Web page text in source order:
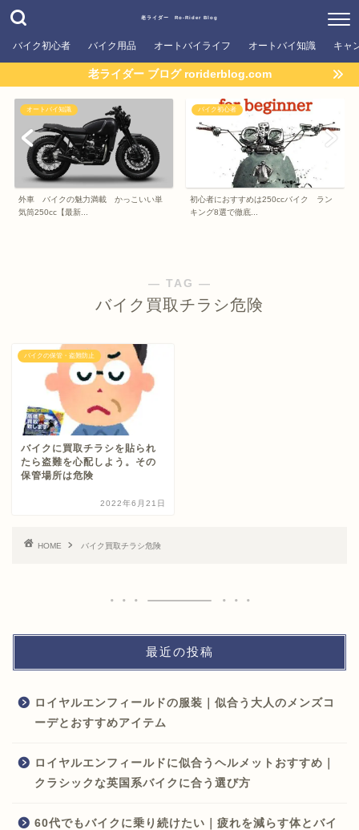
老ライダー Ro-Rider Blog
バイク初心者 バイク用品 オートバイライフ オートバイ知識 キャ
老ライダー ブログ roriderblog.com
オートバイ知識
外車 バイクの魅力満載 かっこいい単
気筒250cc【最新...
バイク初心者
初心者におすすめは250ccバイク ラン
キング8選で徹底...
― TAG ―
バイク買取チラシ危険
バイクの保管・盗難防止
バイクに買取チラシを貼られ
たら盗難を心配しよう。その
保管場所は危険
2022年6月21日
HOME バイク買取チラシ危険
最近の投稿
ロイヤルエンフィールドの服装｜似合う大人のメンズコ
ーデとおすすめアイテム
ロイヤルエンフィールドに似合うヘルメットおすすめ｜
クラシックな英国系バイクに合う選び方
60代でもバイクに乗り続けたい｜疲れを減らす体とバイ